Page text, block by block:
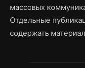
массовых
Отдельные
содержать